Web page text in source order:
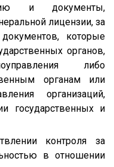
и документы,
лицензии, за
которые
органов,
либо
органам или
организаций,
государственных и
контроля за
в отношении